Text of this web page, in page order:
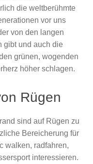
die weltberühmte
vor uns
von den langen
gibt und auch die
grünen, wogenden
höher schlagen.
Rügen
sind auf Rügen zu
Bereicherung für
walken, radfahren,
interessieren.